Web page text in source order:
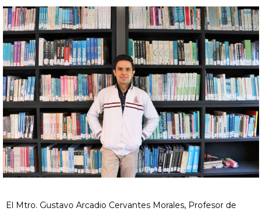
El Mtro. Gustavo Arcadio Cervantes Morales, Profesor de